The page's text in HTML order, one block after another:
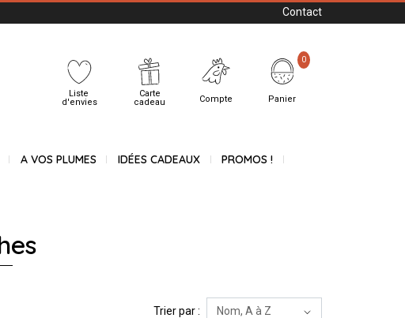
Contact
Liste
d'envies
Carte
cadeau
Compte Panier
0
A VOS PLUMES IDÉES CADEAUX PROMOS !
Trier par :